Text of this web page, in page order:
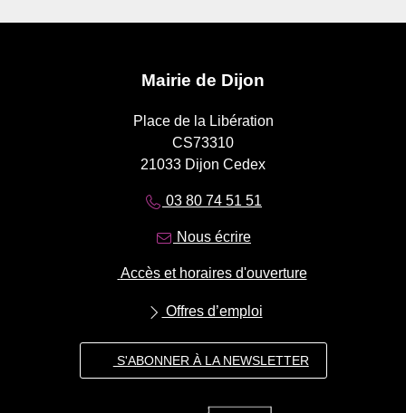
Mairie de Dijon
Place de la Libération
CS73310
21033 Dijon Cedex
03 80 74 51 51
Nous écrire
Accès et horaires d'ouverture
Offres d’emploi
S'ABONNER À LA NEWSLETTER